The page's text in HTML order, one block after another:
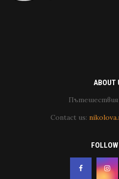
ABOUT
Пътешествия
Contact us: